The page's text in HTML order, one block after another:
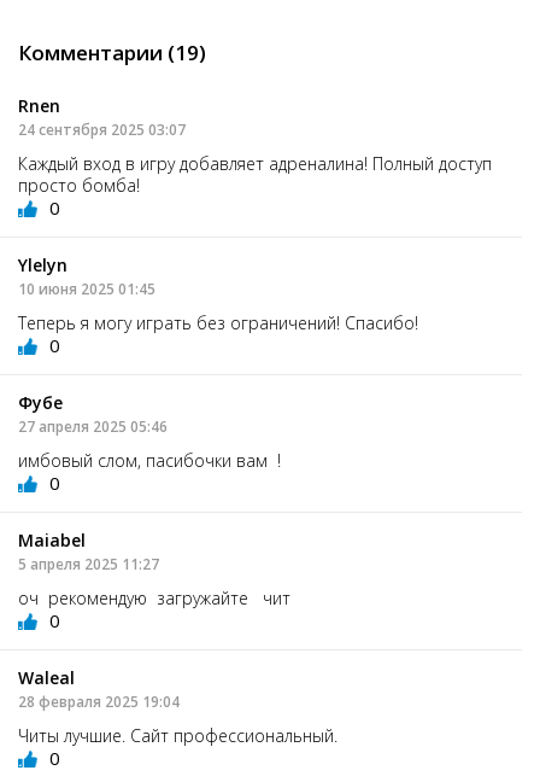
Комментарии (19)
Rnen
24 сентября 2025 03:07
Каждый вход в игру добавляет адреналина! Полный доступ
просто бомба!
0
Ylelyn
10 июня 2025 01:45
Теперь я могу играть без ограничений! Спасибо!
0
Фубе
27 апреля 2025 05:46
имбовый слом, пасибочки вам !
0
Maiabel
5 апреля 2025 11:27
оч рекомендую загружайте чит
0
Waleal
28 февраля 2025 19:04
Читы лучшие. Сайт профессиональный.
0